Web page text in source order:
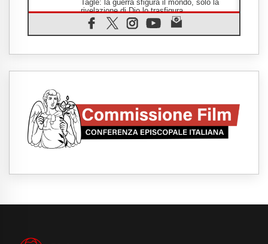
Tagle: la guerra sfigura il mondo, solo la
rivelazione di Dio lo trasfigura
07.08.2026
Il Papa in Francia, quattro giorni intensi tra
SIGNIS 2026, dare voce alle religiose
Honduras, gli sfollati invisibili di una crisi
dimenticata
07.08.2026
Italia, Antigone: carceri al limite della
Parolin conclude il viaggio in Messico: "La